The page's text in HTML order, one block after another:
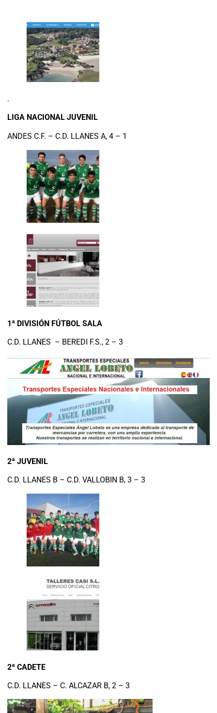
.
LIGA NACIONAL JUVENIL
ANDES C.F. – C.D. LLANES A, 4 – 1
1ª DIVISIÓN FÚTBOL SALA
C.D. LLANES – BEREDI F.S., 2 – 3
2ª JUVENIL
C.D. LLANES B – C.D. VALLOBIN B, 3 – 3
2ª CADETE
C.D. LLANES – C. ALCAZAR B, 2 – 3